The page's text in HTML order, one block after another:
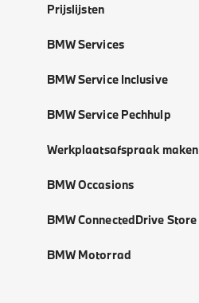
Prijslijsten
BMW Services
BMW Service Inclusive
BMW Service Pechhulp
Werkplaatsafspraak maken
BMW Occasions
BMW ConnectedDrive Store
BMW Motorrad